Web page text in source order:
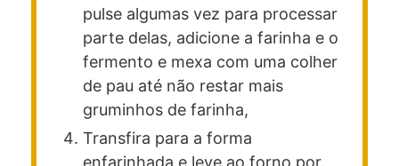
pulse algumas vez para processar
parte delas, adicione a farinha e o
fermento e mexa com uma colher
de pau até não restar mais
gruminhos de farinha,
Transfira para a forma
enfarinhada e leve ao forno por